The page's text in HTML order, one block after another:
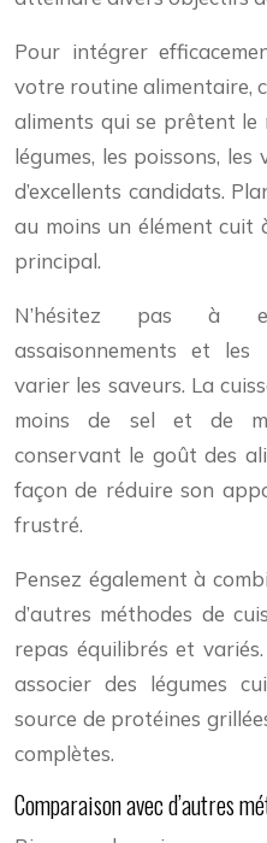
Pour intégrer
votre routine alimentaire,
aliments qui se prêtent le
légumes, les poissons,
d’excellents candidats.
au moins un élément cuit
principal.
N’hésitez pas à
assaisonnements et
varier les saveurs. La
moins de sel et de
conservant le goût des
façon de réduire son
frustré.
Pensez également à
d’autres méthodes de
repas équilibrés et
associer des légumes
source de protéines
complètes.
Comparaison avec d’autres